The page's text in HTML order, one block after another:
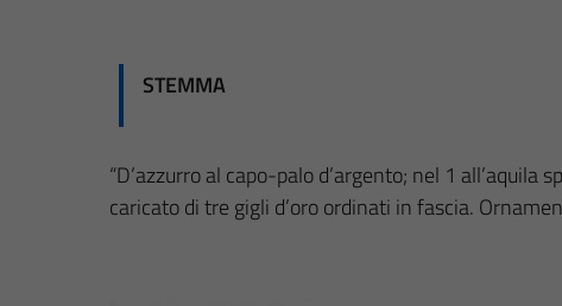
STEMMA
“D’azzurro al capo-palo d’argento; nel 1
caricato di tre gigli d’oro ordinati in fascia.